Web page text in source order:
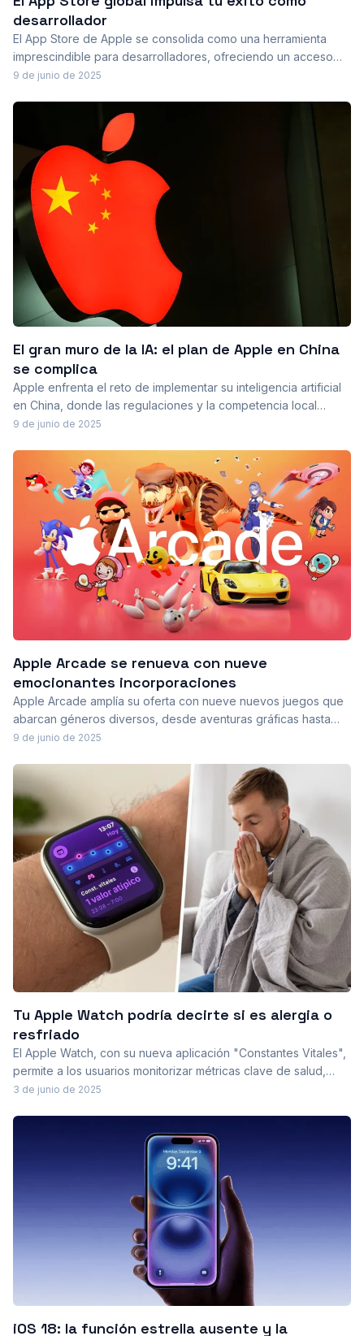
desarrollador
El App Store de Apple se consolida como una herramienta
imprescindible para desarrolladores, ofreciendo un acceso
global sin precedentes, recursos de localización, herramientas
crecimiento de aplicaciones a escala internacional.
9 de junio de 2025
El gran muro de la IA: el plan de Apple en China
se complica
Apple enfrenta el reto de implementar su inteligencia artificial
en China, donde las regulaciones y la competencia local
complican su estrategia. La búsqueda de un socio local y la
mantener su posición.
9 de junio de 2025
Apple Arcade se renueva con nueve
emocionantes incorporaciones
Apple Arcade amplía su oferta con nueve nuevos juegos que
abarcan géneros diversos, desde aventuras gráficas hasta
estrategia y deportes. Esta actualización promete mantener
únicas y de calidad sin anuncios ni compras dentro de los
juegos.
9 de junio de 2025
Tu Apple Watch podría decirte si es alergia o
resfriado
El Apple Watch, con su nueva aplicación "Constantes Vitales",
permite a los usuarios monitorizar métricas clave de salud,
ayudando a diferenciar entre alergias y resfriados. Una
síntomas y mejorar la gestión de la salud personal.
3 de junio de 2025
iOS 18: la función estrella ausente y la